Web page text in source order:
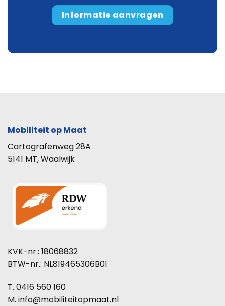
Informatie aanvragen
Mobiliteit op Maat
Cartografenweg 28A
5141 MT, Waalwijk
KVK-nr.: 18068832
BTW-nr.: NL819465306B01
T. 0416 560 160
M. info@mobiliteitopmaat.nl